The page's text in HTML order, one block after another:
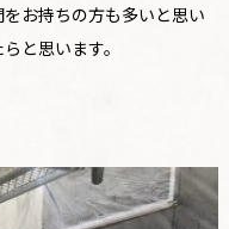
お持ちの方も多いと思い
と思います。